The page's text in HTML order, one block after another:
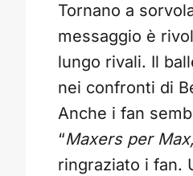
Tornano a
messaggio è
lungo rivali. Il
nei confronti di
Anche i fan
“Maxers per
ringraziato i fan.